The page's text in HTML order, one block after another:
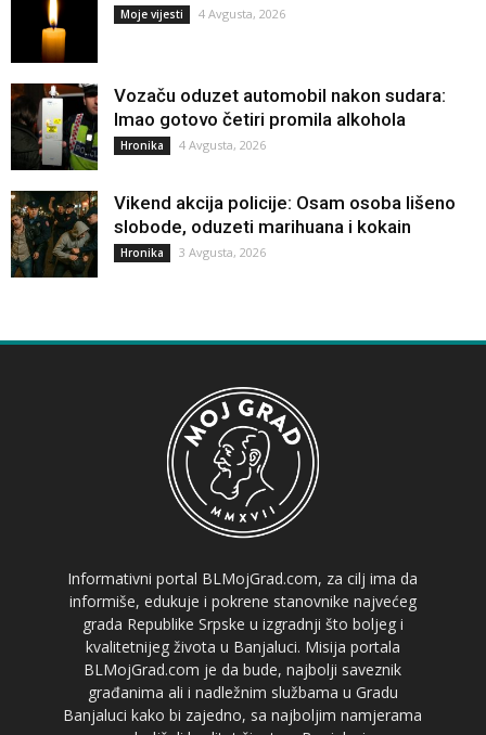
Moje vijesti 4 Avgusta, 2026
Vozaču oduzet automobil nakon sudara:
Imao gotovo četiri promila alkohola
Hronika 4 Avgusta, 2026
Vikend akcija policije: Osam osoba lišeno
slobode, oduzeti marihuana i kokain
Hronika 3 Avgusta, 2026
Informativni portal BLMojGrad.com, za cilj ima da
informiše, edukuje i pokrene stanovnike najvećeg
grada Republike Srpske u izgradnji što boljeg i
kvalitetnijeg života u Banjaluci. Misija portala
BLMojGrad.com je da bude, najbolji saveznik
građanima ali i nadležnim službama u Gradu
Banjaluci kako bi zajedno, sa najboljim namjerama